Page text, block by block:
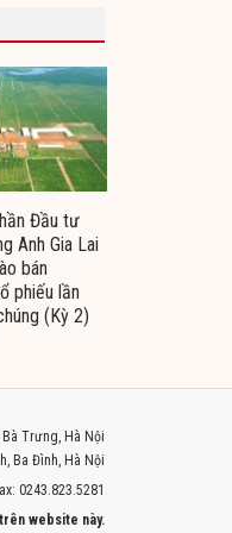
Đầu tư
Anh Gia Lai
bán
phiếu lần
(Kỳ 2)
Trưng, Hà Nội
Ba Đình, Hà Nội
0243.823.5281
website này.